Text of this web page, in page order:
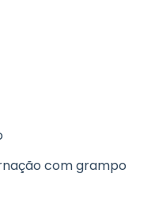
com grampo